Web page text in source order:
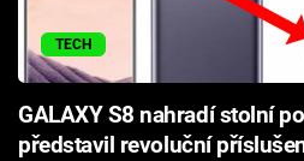
Sledujte nás
TECH
GALAXY S8 nahradí stolní
představil revoluční